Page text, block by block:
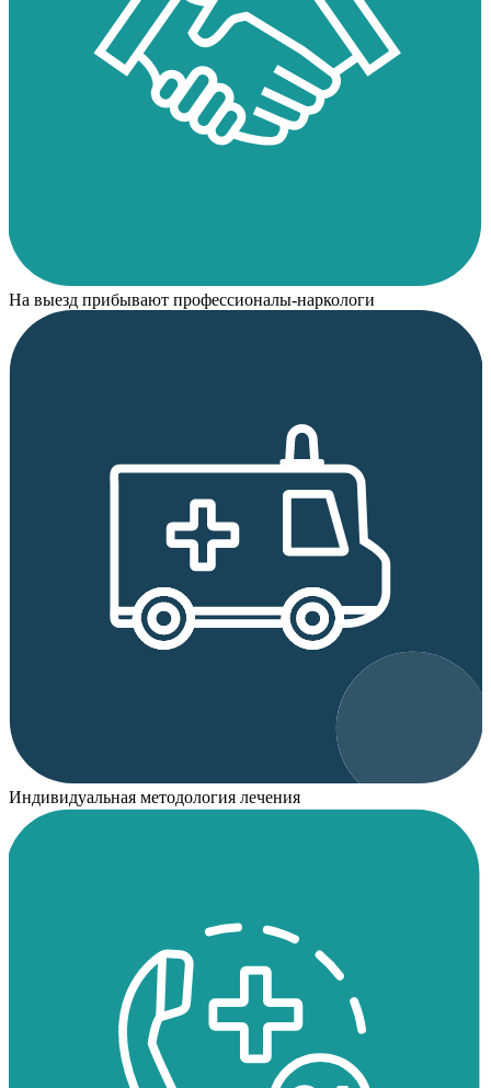
На выезд прибывают профессионалы-наркологи
Индивидуальная методология лечения